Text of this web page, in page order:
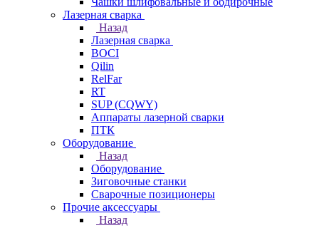
Лазерная сварка
Назад
Лазерная сварка
BOCI
Qilin
RelFar
RT
SUP (CQWY)
Аппараты лазерной сварки
ПТК
Оборудование
Назад
Оборудование
Зиговочные станки
Сварочные позиционеры
Прочие аксессуары
Назад